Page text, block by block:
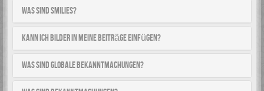
Was sind Smilies?
Kann ich Bilder in meine Beiträge einfügen?
Was sind globale Bekanntmachungen?